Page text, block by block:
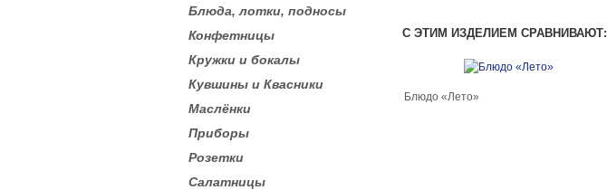
Блюда, лотки, подносы
Конфетницы
Кружки и бокалы
Кувшины и Квасники
Маслёнки
Приборы
Розетки
Салатницы
С ЭТИМ ИЗДЕЛИЕМ СРАВНИВАЮТ:
Блюдо «Лето»